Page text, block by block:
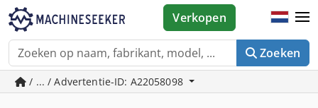
Zoeken
Verkopen
/ ... / Advertentie-ID: A22058098